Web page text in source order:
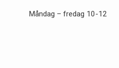
Måndag – fredag 10-12